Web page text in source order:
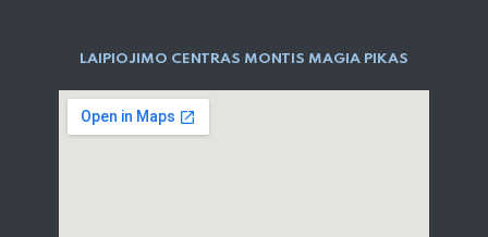
LAIPIOJIMO CENTRAS MONTIS MAGIA PIKAS